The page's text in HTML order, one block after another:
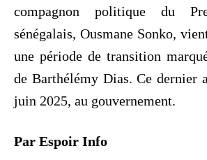
compagnon politique du
sénégalais, Ousmane Sonko,
une période de transition
de Barthélémy Dias. Ce dernier
juin 2025, au gouvernement.
Par Espoir Info